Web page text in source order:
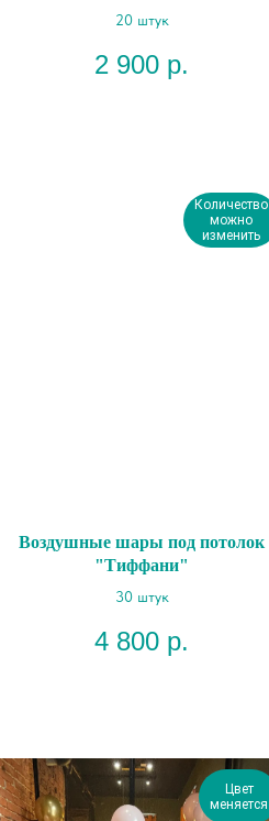
20 штук
2 900 р.
Количество
можно
изменить
Воздушные шары под потолок
"Тиффани"
30 штук
4 800 р.
Цвет
меняется